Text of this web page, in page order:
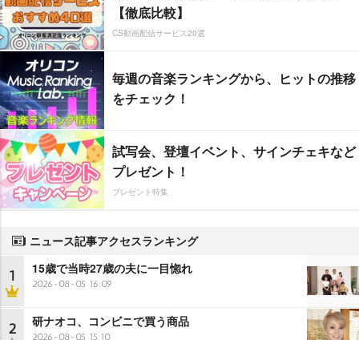
【徹底比較】
CS動画配信サービス20選
毎週の音楽ランキングから、ヒットの推移
をチェック！
試写会、登壇イベント、サインチェキなど
プレゼント！
プレゼント特集
ニュース記事アクセスランキング
1 15歳で当時27歳の夫に一目惚れ
2026-08-05 16:09
2 研ナオコ、コンビニで買う商品
2026-08-05 15:10